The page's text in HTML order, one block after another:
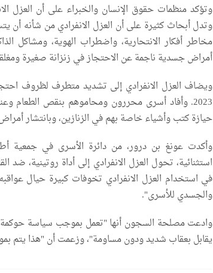
وتؤكد منظمات حقوق الإنسان والخبراء على أن العزل
وتدل أبحاث كثيرة على أن العزل الانفرادي من شأنه
مخاطر أفكار الانتحارية، واضطراب الهوية، ومشاكل
أمراض جسدية ناجمة عن الاحتجاز في زنزانة صغيرة
2023. وأفاد أسرى محررون ومحاموهم بنقص
حيازة كتب وأشياء خاصة بهم في الزنازين، وبانتشار
وأكدت عونغ بن درور، من دائرة الأسرى في جمعية
استثنائية، تحول العزل الانفرادي إلى أداة روتينية، ضد
في استخدام العزل الانفرادي تخوفات كبيرة حيال
والجسدي للأسرى".
وادعت مصلحة السجون أنها "تعمل بموجب سياسة
يقابل بعقاب شديد ودون مساومة"، وزعمت أن "هذا يتم